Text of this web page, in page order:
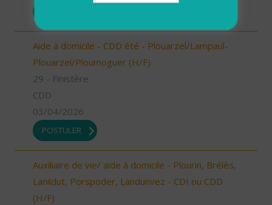
Aide à domicile - CDD été - Plouarzel/Lampaul-
Plouarzel/Ploumoguer (H/F)
29 - Finistère
CDD
03/04/2026
POSTULER
Auxiliaire de vie/ aide à domicile - Plourin, Brélès,
Lanildut, Porspoder, Landunvez - CDI ou CDD
(H/F)